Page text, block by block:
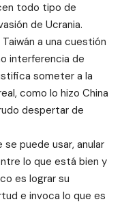
todo tipo de
de Ucrania.
a una cuestión
interferencia de
someter a la
como lo hizo China
despertar de
puede usar, anular
lo que está bien y
es lograr su
e invoca lo que es